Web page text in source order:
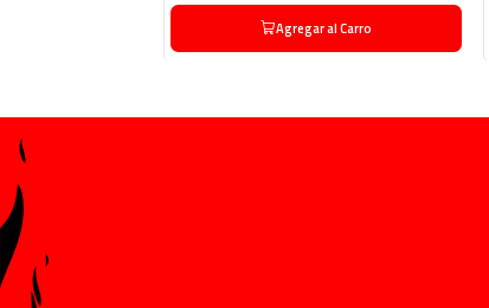
Agregar al Carro